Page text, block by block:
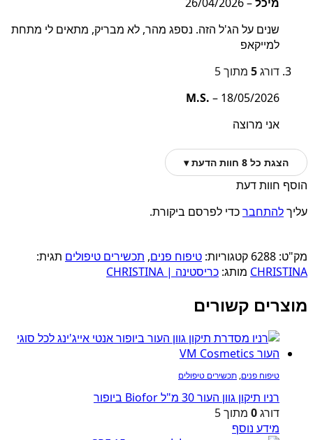
שנים על הג'ל הזה. נספג מהר, לא מבריק, מתאים לי מתחת
למייקאפ
דורג5 מתוך 5
M.S. – 18/05/2026
אני מרוצה
הצגת כל 8 חוות הדעת ▾
הוסף חוות דעת
עליךלהתחברכדי לפרסם ביקורת.
מק"ט: 6288 קטגוריות: טיפוח פנים, תכשירים טיפולים תגית:
CHRISTINA מותג: כריסטינה | CHRISTINA
מוצרים קשורים
טיפוח פנים, תכשירים טיפולים
רניו תיקון גוון העור 30 מ"ל Biofor ביופור
דורג0 מתוך 5
מידע נוסף